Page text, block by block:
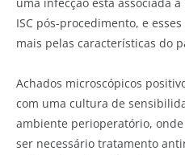
ISC pós-procedimento, e
mais pelas características do
Achados microscópicos
com uma cultura de
ambiente perioperatório, onde
ser necessário tratamento